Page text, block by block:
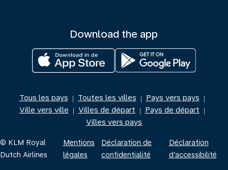
Download the app
Tous les pays | Toutes les villes | Pays vers pays |
Ville vers ville | Villes de départ | Pays de départ |
Villes vers pays
© KLM Royal
Dutch Airlines
Mentions
légales
Déclaration de
confidentialité
Déclaration
d’accessibilité